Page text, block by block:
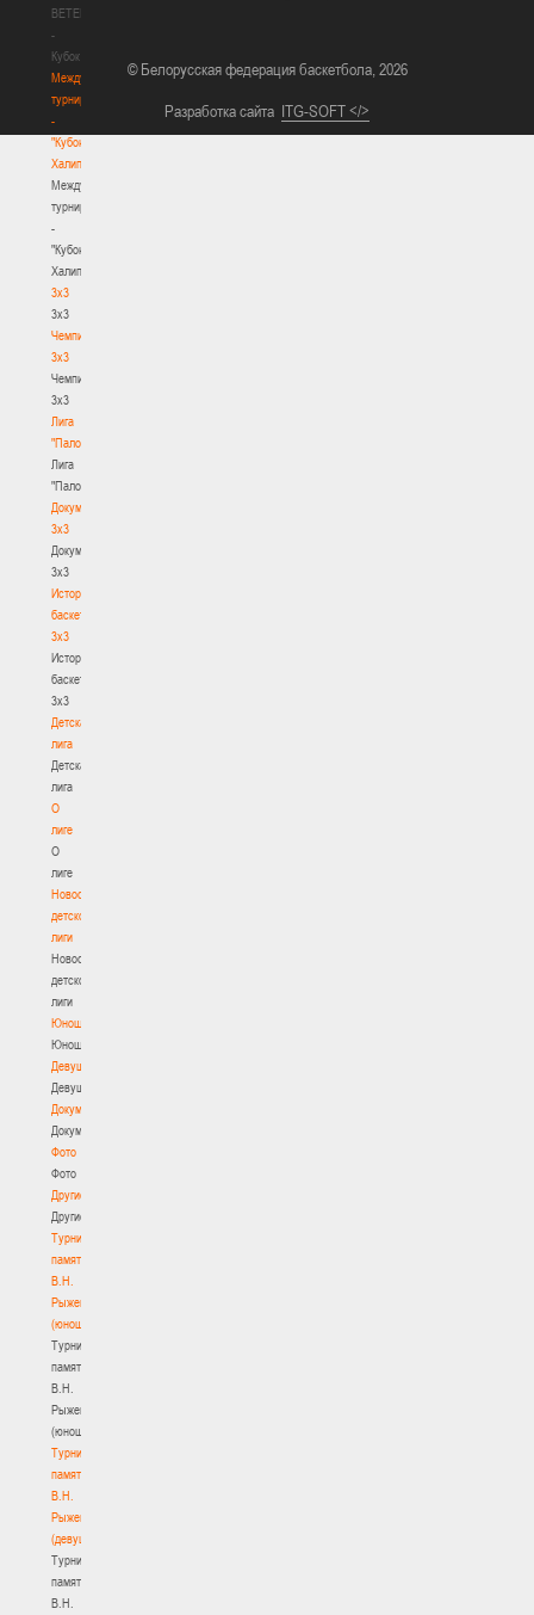
BETERA
-
Кубок
Международный
турнир
-
"Кубок
Халипского"
Международный
турнир
-
"Кубок
Халипского"
3x3
3x3
Чемпионат
3х3
Чемпионат
3х3
Лига
"Палова"
Лига
"Палова"
Документы
3х3
Документы
3х3
История
баскетбола
3х3
История
баскетбола
3х3
Детская
лига
Детская
лига
О
лиге
О
лиге
Новости
детской
лиги
Новости
детской
лиги
Юноши
Юноши
Девушки
Девушки
Документы
Документы
Фото
Фото
Другие
Другие
Турнир
памяти
В.Н.
Рыженкова
(юноши)
Турнир
памяти
В.Н.
Рыженкова
(юноши)
Турнир
памяти
В.Н.
Рыженкова
(девушки)
Турнир
памяти
В.Н.
© Белорусская федерация баскетбола, 2026
Разработка сайта ITG-SOFT </>